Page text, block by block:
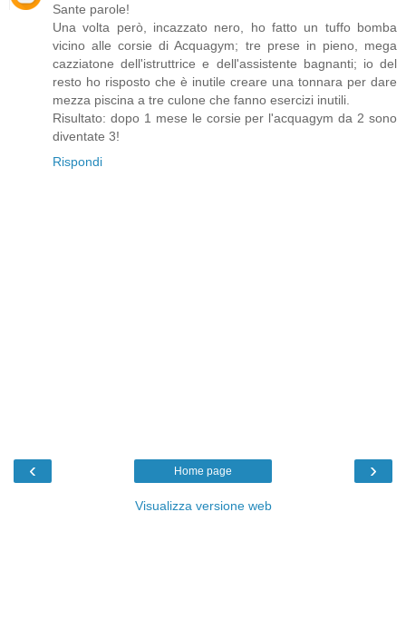
Sante parole!
Una volta però, incazzato nero, ho fatto un tuffo bomba
vicino alle corsie di Acquagym; tre prese in pieno, mega
cazziatone dell'istruttrice e dell'assistente bagnanti; io del
resto ho risposto che è inutile creare una tonnara per dare
mezza piscina a tre culone che fanno esercizi inutili.
Risultato: dopo 1 mese le corsie per l'acquagym da 2 sono
diventate 3!
Rispondi
‹ ›
Home page
Visualizza versione web